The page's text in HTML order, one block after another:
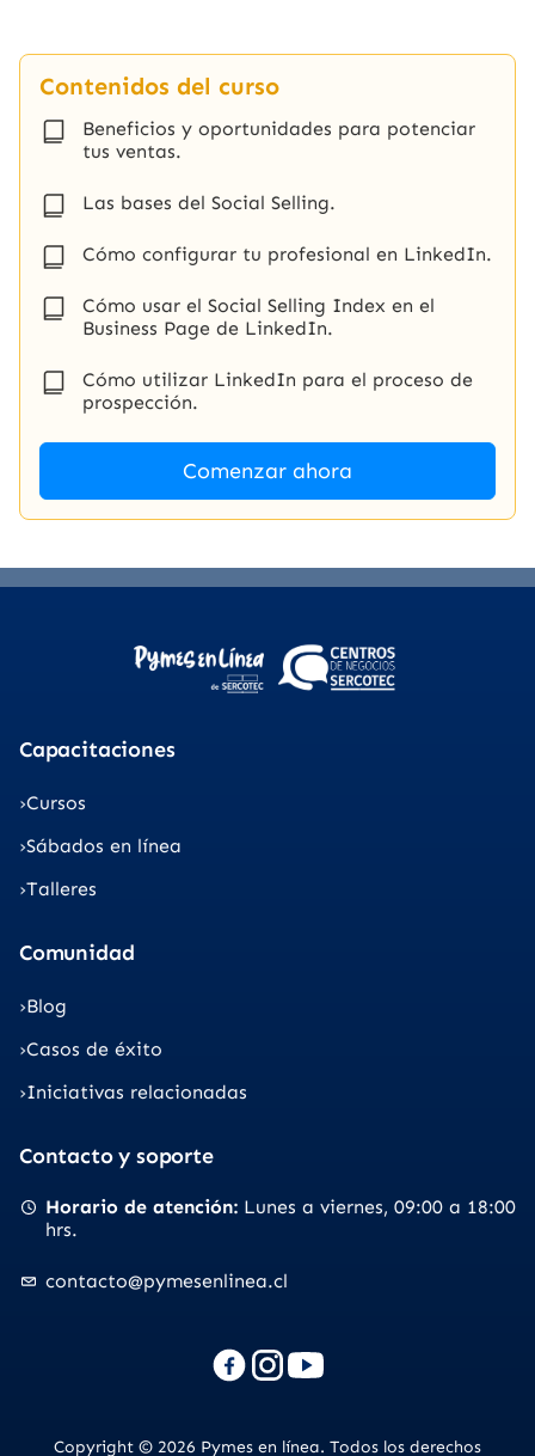
Contenidos del curso
Beneficios y oportunidades para potenciar
tus ventas.
Las bases del Social Selling.
Cómo configurar tu profesional en LinkedIn.
Cómo usar el Social Selling Index en el
Business Page de LinkedIn.
Cómo utilizar LinkedIn para el proceso de
prospección.
Comenzar ahora
Capacitaciones
Cursos
Sábados en línea
Talleres
Comunidad
Blog
Casos de éxito
Iniciativas relacionadas
Contacto y soporte
Horario de atención Lunes a viernes 09:00 a 18:00
hrs.
contacto@pymesenlinea.cl
Copyright © 2026 Pymes en línea. Todos los derechos